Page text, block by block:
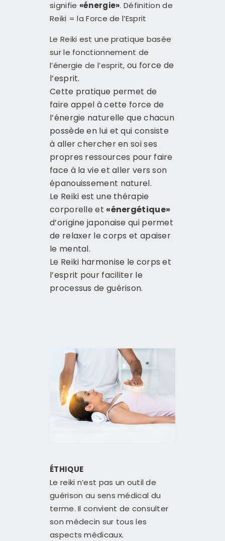
signifie «énergie». Définition de
Reiki = la Force de l’Esprit
Le Reiki est une pratique basée
sur le fonctionnement de
l’énergie de l’esprit, ou force de
l’esprit.
Cette pratique permet de
faire appel à cette force de
l’énergie naturelle que chacun
possède en lui et qui consiste
à aller chercher en soi ses
propres ressources pour faire
face à la vie et aller vers son
épanouissement naturel.
Le Reiki est une thérapie
corporelle et «énergétique»
d’origine japonaise qui permet
de relaxer le corps et apaiser
le mental.
Le Reiki harmonise le corps et
l’esprit pour faciliter le
processus de guérison.
ÉTHIQUE
Le reiki n’est pas un outil de
guérison au sens médical du
terme. Il convient de consulter
son médecin sur tous les
aspects médicaux.